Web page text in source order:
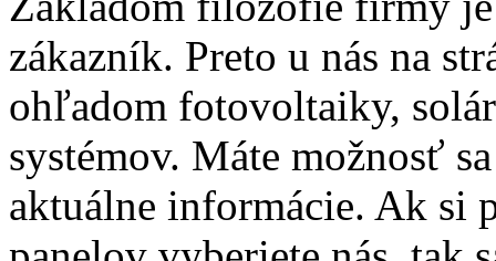
zákazník. Preto u nás na
ohľadom fotovoltaiky,
systémov. Máte možnosť
aktuálne informácie. Ak si